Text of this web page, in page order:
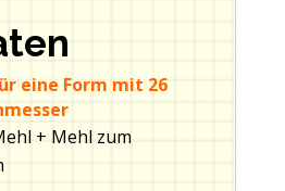
eine Form mit 26
+ Mehl zum